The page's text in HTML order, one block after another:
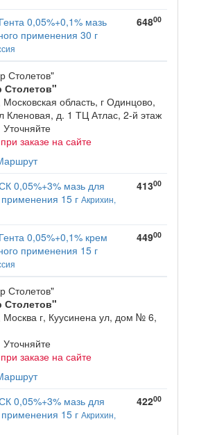
0,05%+0,1% мазь
применения 30 г
64800
Столетов"
область, г Одинцово,
д. 1 ТЦ Атлас, 2-й этаж
Уточняйте
заказе на сайте
0,05%+3% мазь для
15 г Акрихин,
41300
0,05%+0,1% крем
применения 15 г
44900
Столетов"
г, Куусинена ул, дом № 6,
Уточняйте
заказе на сайте
0,05%+3% мазь для
15 г Акрихин,
42200